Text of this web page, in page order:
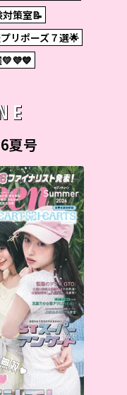
策室📝
リポーズ７選🌟
夏号